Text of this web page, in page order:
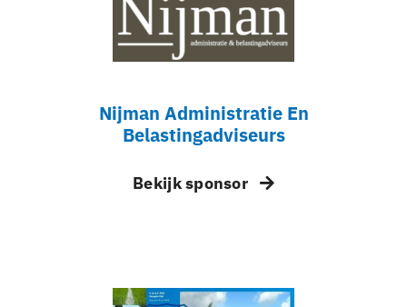
Nijman Administratie En
Belastingadviseurs
Bekijk sponsor